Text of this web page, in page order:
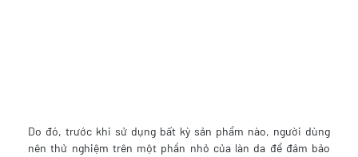
Do đó, trước khi sử dụng bất kỳ sản phẩm nào, người dùng
nên thử nghiệm trên một phần nhỏ của làn da để đảm bảo